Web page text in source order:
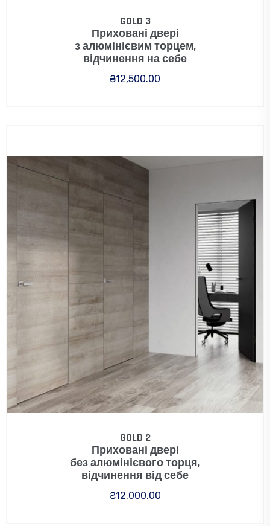
GOLD 3
Приховані двері
з алюмінієвим торцем,
відчинення на себе
₴12,500.00
GOLD 2
Приховані двері
без алюмінієвого торця,
відчинення від себе
₴12,000.00